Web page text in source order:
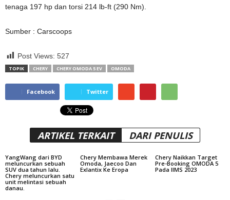
tenaga 197 hp dan torsi 214 lb-ft (290 Nm).
Sumber : Carscoops
Post Views: 527
TOPIK CHERY CHERY OMODA 5 EV OMODA
Facebook Twitter
ARTIKEL TERKAIT DARI PENULIS
YangWang dari BYD
meluncurkan sebuah
SUV dua tahun lalu.
Chery meluncurkan satu
unit melintasi sebuah
danau.
Chery Membawa Merek
Omoda, Jaecoo Dan
Exlantix Ke Eropa
Chery Naikkan Target
Pre-Booking OMODA 5
Pada IIMS 2023